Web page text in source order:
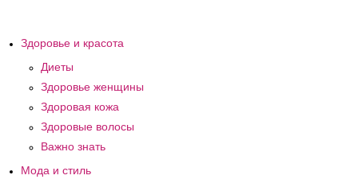
Здоровье и красота
Диеты
Здоровье женщины
Здоровая кожа
Здоровые волосы
Важно знать
Мода и стиль